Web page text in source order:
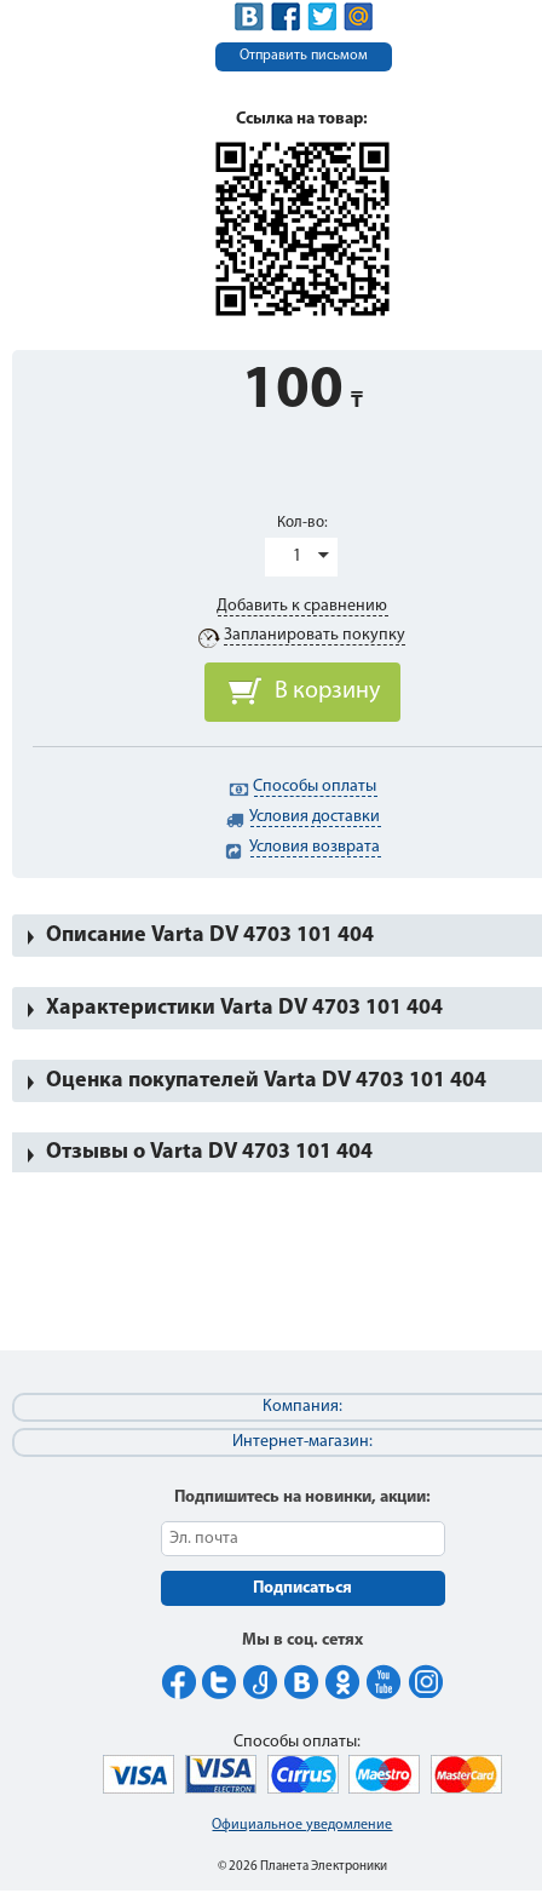
Отправить письмом
Ссылка на товар:
100
Кол-во:
1
Добавить к сравнению
Запланировать покупку
В корзину
Способы оплаты
Условия доставки
Условия возврата
Описание Varta DV 4703 101 404
Характеристики Varta DV 4703 101 404
Оценка покупателей Varta DV 4703 101 404
Отзывы о Varta DV 4703 101 404
Компания:
Интернет-магазин:
Подпишитесь на новинки, акции:
Подписаться
Мы в соц. сетях
Официальное уведомление
© 2026 Планета Электроники
Способы оплаты: